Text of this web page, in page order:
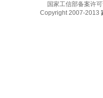
国家工信部备案许
Copyright 2007-2013